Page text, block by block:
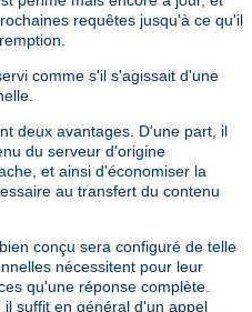
requêtes jusqu'à ce qu'il
comme s'il s'agissait d'une
deux avantages. D'une part, il
du serveur d'origine
et ainsi d'économiser la
au transfert du contenu
conçu sera configuré de telle
nécessitent pour leur
qu'une réponse complète.
suffit en général d'un appel